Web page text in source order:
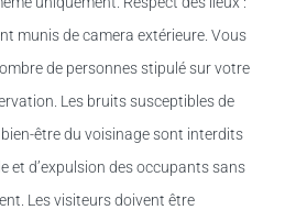
munis de camera extérieure. Vous
de personnes stipulé sur votre
Les bruits susceptibles de
être du voisinage sont interdits
et d’expulsion des occupants sans
Les visiteurs doivent être